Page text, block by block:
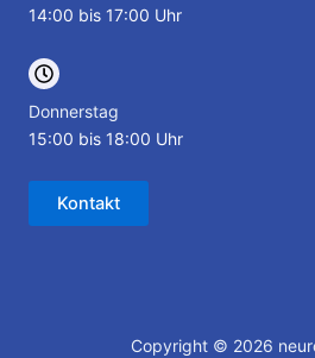
14:00 bis 17:00 Uhr
Donnerstag
15:00 bis 18:00 Uhr
Kontakt
Copyright © 2026